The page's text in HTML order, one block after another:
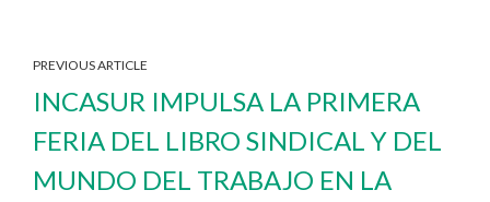
PREVIOUS ARTICLE
INCASUR IMPULSA LA PRIMERA
FERIA DEL LIBRO SINDICAL Y DEL
MUNDO DEL TRABAJO EN LA